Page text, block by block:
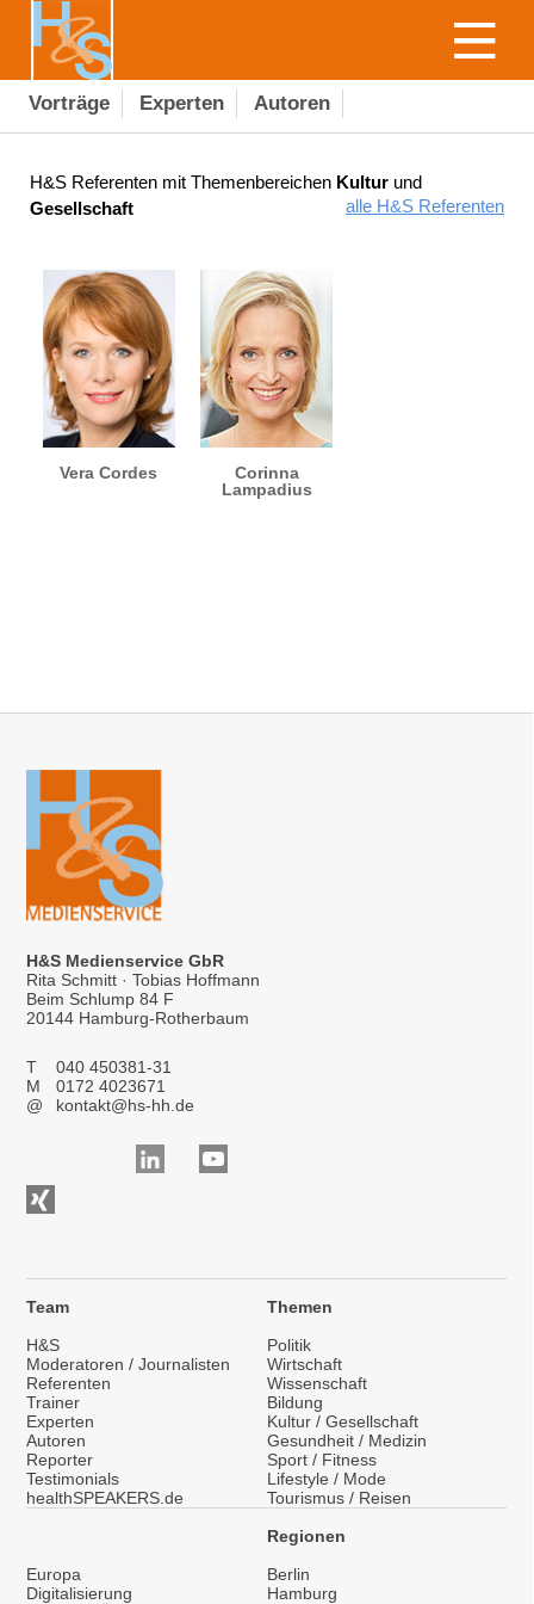
Vorträge Experten Autoren
H&S Referenten mit Themenbereichen Kultur und
Gesellschaft
alle H&S Referenten
Vera Cordes
Corinna
Lampadius
H&S Medienservice GbR
Rita Schmitt · Tobias Hoffmann
Beim Schlump 84 F
20144 Hamburg-Rotherbaum
T
040 450381-31
M
0172 4023671
@
kontakt@hs-hh.de
Team
H&S
Moderatoren / Journalisten
Referenten
Trainer
Experten
Autoren
Reporter
Testimonials
healthSPEAKERS.de
Themen
Politik
Wirtschaft
Wissenschaft
Bildung
Kultur / Gesellschaft
Gesundheit / Medizin
Sport / Fitness
Lifestyle / Mode
Tourismus / Reisen
Europa
Digitalisierung
Regionen
Berlin
Hamburg